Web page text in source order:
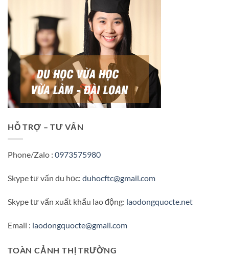
HỖ TRỢ – TƯ VẤN
Phone/Zalo : 0973575980
Skype tư vấn du học: duhocftc@gmail.com
Skype tư vấn xuất khẩu lao động: laodongquocte.net
Email : laodongquocte@gmail.com
TOÀN CẢNH THỊ TRƯỜNG